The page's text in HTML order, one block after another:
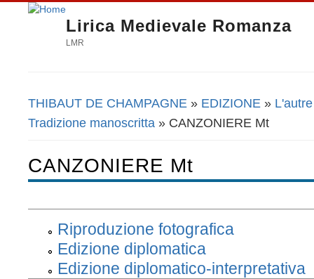
Lirica Medievale Romanza
LMR
Tu sei qui
THIBAUT DE CHAMPAGNE » EDIZIONE »
Tradizione manoscritta » CANZONIERE Mt
CANZONIERE Mt
Riproduzione fotografica
Edizione diplomatica
Edizione diplomatico-interpretativa